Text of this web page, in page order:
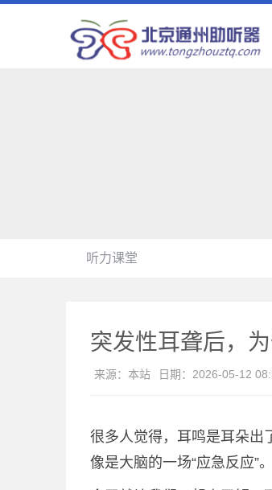
听力课堂
突发性耳聋后，
来源： 本站 日期： 2026-05-12
很多人觉得，耳鸣是耳朵出
像是大脑的一场“应急反应”。